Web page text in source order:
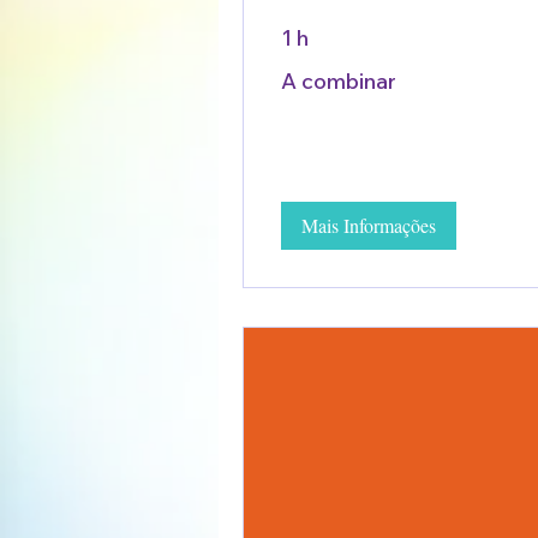
1 h
combinar
A combinar
Mais Informações